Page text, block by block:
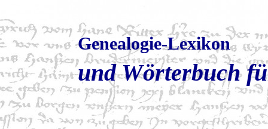
Genealogie-Lexikon
und Wörterbuch